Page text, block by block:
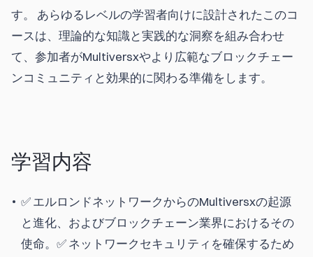
す。 あらゆるレベルの学習者向けに設計されたこのコ
ースは、理論的な知識と実践的な洞察を組み合わせ
て、参加者がMultiversxやより広範なブロックチェー
ンコミュニティと効果的に関わる準備をします。
学習内容
✅ エルロンドネットワークからのMultiversxの起源
と進化、およびブロックチェーン業界におけるその
使命。✅ ネットワークセキュリティを確保するため